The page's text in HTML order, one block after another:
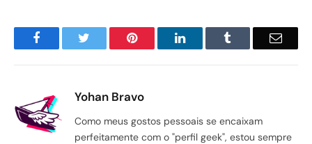
Facebook Pinterest LinkedIn Email
Yohan Bravo
Como meus gostos pessoais se encaixam
perfeitamente com o "perfil geek", estou sempre